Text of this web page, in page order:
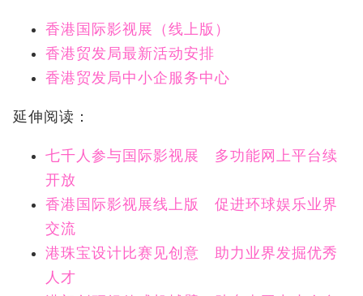
香港国际影视展（线上版）
香港贸发局最新活动安排
香港贸发局中小企服务中心
延伸阅读：
七千人参与国际影视展 多功能网上平台续
开放
香港国际影视展线上版 促进环球娱乐业界
交流
港珠宝设计比赛见创意 助力业界发掘优秀
人才